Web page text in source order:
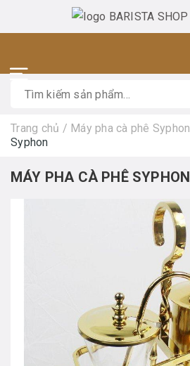
Trang chủ / Máy pha cà phê Syphon
Syphon
MÁY PHA CÀ PHÊ SYPHON